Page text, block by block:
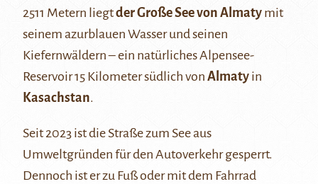
2511 Metern liegtder Große See von Almaty mit
seinem azurblauen Wasser und seinen
Kiefernwäldern – ein natürliches Alpensee-
Reservoir 15 Kilometer südlich von Almaty in
Kasachstan.
Seit 2023 ist die Straße zum See aus
Umweltgründen für den Autoverkehr gesperrt.
Dennoch ist er zu Fuß oder mit dem Fahrrad